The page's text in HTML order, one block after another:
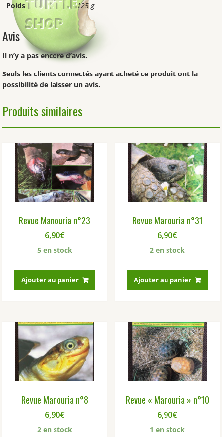
Poids 125 g
Avis
Il n’y a pas encore d’avis.
Seuls les clients connectés ayant acheté ce produit ont la
possibilité de laisser un avis.
Produits similaires
Revue Manouria n°23
6,90€
5 en stock
Ajouter au panier
Revue Manouria n°31
6,90€
2 en stock
Ajouter au panier
Revue Manouria n°8
6,90€
2 en stock
Revue « Manouria » n°10
6,90€
1 en stock